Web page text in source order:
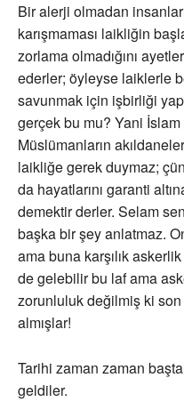
Bir alerji olmadan
karışmaması laikliğin
zorlama olmadığını
ederler; öyleyse laiklerle
savunmak için işbirliği
gerçek bu mu? Yani
Müslümanların
laikliğe gerek duymaz;
da hayatlarını garanti
demektir derler. Selam
başka bir şey anlatmaz.
ama buna karşılık
de gelebilir bu laf ama
zorunluluk değilmiş ki son
almışlar!
Tarihi zaman zaman
geldiler.